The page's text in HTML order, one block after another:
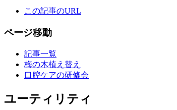
この記事のURL
ページ移動
記事一覧
梅の木植え替え
口腔ケアの研修会
ユーティリティ